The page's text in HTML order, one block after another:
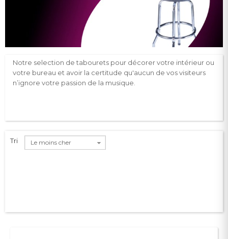
Notre selection de tabourets pour décorer votre intérieur ou
votre bureau et avoir la certitude qu'aucun de vos visiteurs
n’ignore votre passion de la musique.
Tri Le moins cher